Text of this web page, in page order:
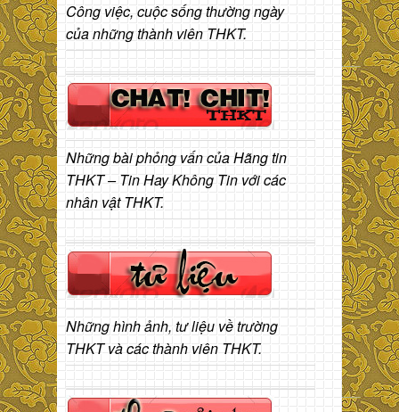
Công việc, cuộc sống thường ngày
của những thành viên THKT.
Những bài phỏng vấn của Hãng tin
THKT – Tin Hay Không Tin với các
nhân vật THKT.
Những hình ảnh, tư liệu về trường
THKT và các thành viên THKT.